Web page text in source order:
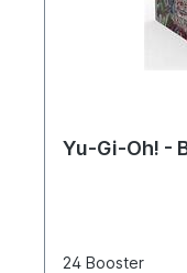
Yu-Gi-Oh! -
24 Booster